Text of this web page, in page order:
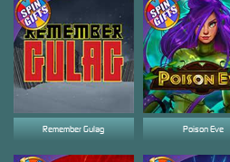
Poison Eve
Remember Gulag